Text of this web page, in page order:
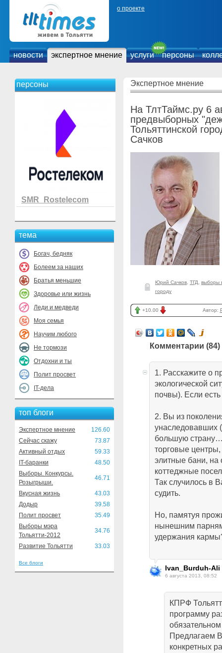
о проекте
новости экспертное мнение услуги персоны
персоны
SMR_Rostelecom
тема
Богач, бедняк
Болеем за наших
Братья меньшие
Здоровье или жизнь
Леди и медведи
Моя семья
Научим любого
Не тормози
Отдохни и ты
Полит просвет
IT-дела
топ блоги
Экспертное мнение
126.60
Сейчас скажу
73.87
Активный отдых
59.33
IT-баранки
48.50
Выборы. Конкурсы.
Розыгрыши.
46.71
Вкусная жизнь
43.03
Додыр
39.58
Полит просвет
35.49
Выборы мэра
Тольятти-2012
34.76
Развитие Тольятти 33.03
Все блоги
Экспертное мнение
На ТлтТаймс.ру 6
предвыборных
Тольяттинской
Сачков
Юрий Сачков ТГД
выборы
городу
+10.00 Автор:
Комментарии (84)
1. Расскажите о
экологической
почвы). Если есть
2. Вы из
унаследовавших
большую
торговые
элитные бани,
коттеджные
Так случилось в
судить.
Но, памятуя
нынешним
удержания
Ivan_Burduh-Ali
6 августа 2013, 08:52
КПРФ
программу
Предлагаем
конкретных